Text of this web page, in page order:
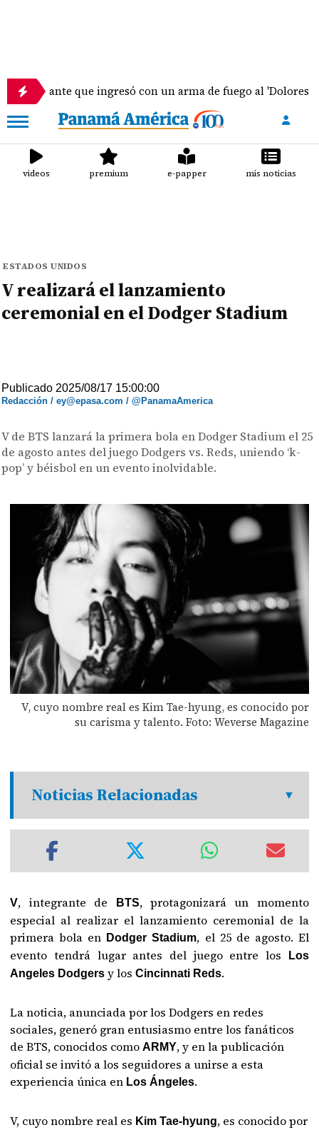
que ingresó con un arma de fuego al 'Dolores Moscote'
videos premium e-papper mis noticias
ESTADOS UNIDOS
V realizará el lanzamiento
ceremonial en el Dodger Stadium
Publicado 2025/08/17 15:00:00
Redacción / ey@epasa.com / @PanamaAmerica
V de BTS lanzará la primera bola en Dodger Stadium el 25
de agosto antes del juego Dodgers vs. Reds, uniendo ‘k-
pop’ y béisbol en un evento inolvidable.
V, cuyo nombre real es Kim Tae-hyung, es conocido por
su carisma y talento. Foto: Weverse Magazine
Noticias Relacionadas
V, integrante de BTS, protagonizará un momento
especial al realizar el lanzamiento ceremonial de la
primera bola en Dodger Stadium, el 25 de agosto. El
evento tendrá lugar antes del juego entre los
Los
Angeles Dodgers y losCincinnati Reds.
La noticia, anunciada por los Dodgers en redes
sociales, generó gran entusiasmo entre los fanáticos
de BTS, conocidos comoARMY, y en la publicación
oficial se invitó a los seguidores a unirse a esta
experiencia única en Los Ángeles.
V, cuyo nombre real es Kim Tae-hyung, es conocido por